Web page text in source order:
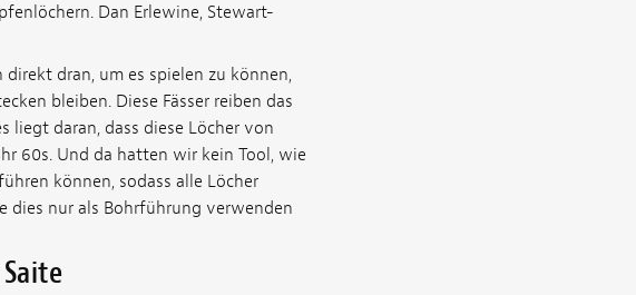
Dan Erlewine, Stewart-
dran, um es spielen zu können,
bleiben. Diese Fässer reiben das
liegt daran, dass diese Löcher von
60s. Und da hatten wir kein Tool, wie
können, sodass alle Löcher
dies nur als Bohrführung verwenden